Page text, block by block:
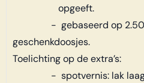
opgeeft.
- gebaseerd op
geschenkdoosjes.
Toelichting op de extra’s:
- spotvernis: lak laagje